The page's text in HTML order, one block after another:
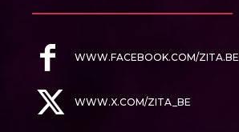
WWW.FACEBOOK.COM/ZITA.BE
WWW.X.COM/ZITA_BE